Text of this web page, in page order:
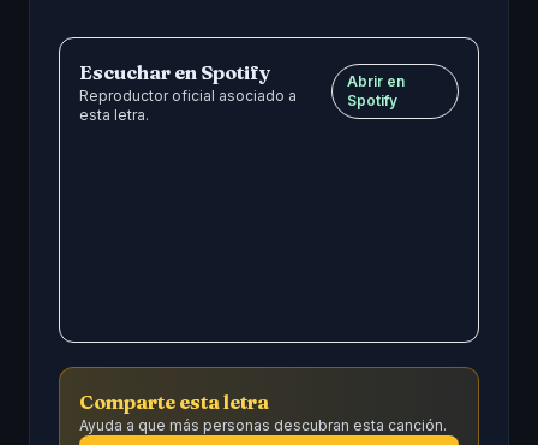
Escuchar en Spotify
Reproductor oficial asociado a
esta letra.
Abrir en
Spotify
Comparte esta letra
Ayuda a que más personas descubran esta canción.